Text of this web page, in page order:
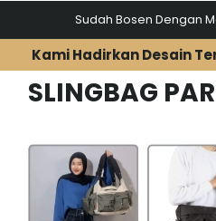
Sudah Bosen Dengan
Kami Hadirkan Desain
SLINGBAG